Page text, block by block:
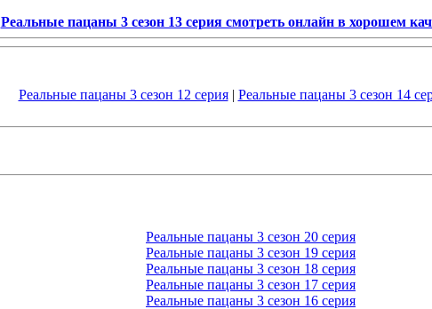
Реальные пацаны 3 сезон 13 серия смотреть онлайн в хорошем
Реальные пацаны 3 сезон 12 серия| Реальные пацаны 3 сезон 14
Реальные пацаны 3 сезон 20 серия
Реальные пацаны 3 сезон 19 серия
Реальные пацаны 3 сезон 18 серия
Реальные пацаны 3 сезон 17 серия
Реальные пацаны 3 сезон 16 серия